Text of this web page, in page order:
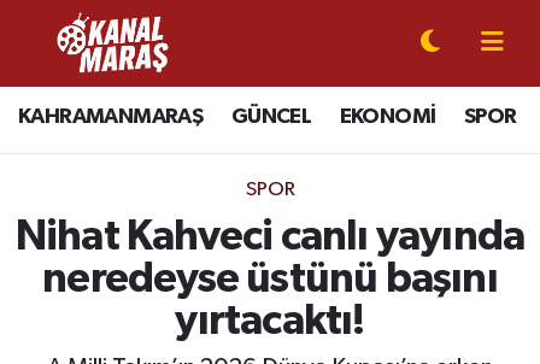
KAHRAMANMARAŞ GÜNCEL EKONOMİ SPOR
SPOR
Nihat Kahveci canlı yayında
neredeyse üstünü başını
yırtacaktı!
CANLI YAYIN
KAHRAMANMARAŞ
SPOR
Kahramanmaraş Nöbetçi Eczaneler
Kahramanmaraş Hava Durumu
Kahramanmaraş Namaz Vakitleri
Kahramanmaraş Trafik Yoğunluk Haritası
Süper Lig Puan Durumu ve Fikstür